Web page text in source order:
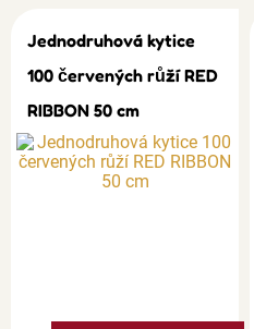
Jednodruhová kytice
100 červených růží RED
RIBBON 50 cm